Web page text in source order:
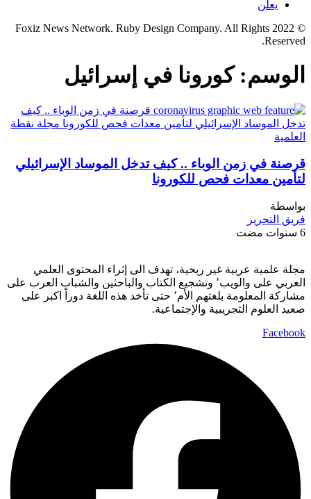
يعلن
© 2022 Foxiz News Network. Ruby Design Company. All Rights
Reserved.
الوسم:كورونا في إسرائيل
قرصنة في زمن الوباء .. كيف تدخل الموساد الإسرائيلي
لتأمين معدات فحص للكورونا
بواسطة
فريق التحرير
6 سنوات مضت
مجلة علمية عربية غير ربحية، تهدف الى إثراء المحتوى العلمي
العربي على والويب٬ وتشجيع الكتاب والباحثين والشباب العرب على
مشاركة المعلومة بلغتهم الأم٬ حتى تأخد هذه اللغة دوراً اكبر على
صعيد العلوم التجريبية والإجتماعية.
Facebook